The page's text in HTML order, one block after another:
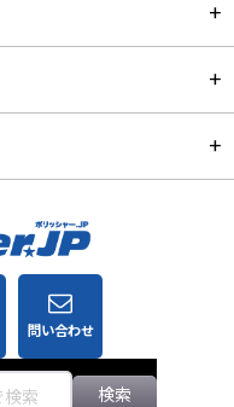
問い合わせ
検索